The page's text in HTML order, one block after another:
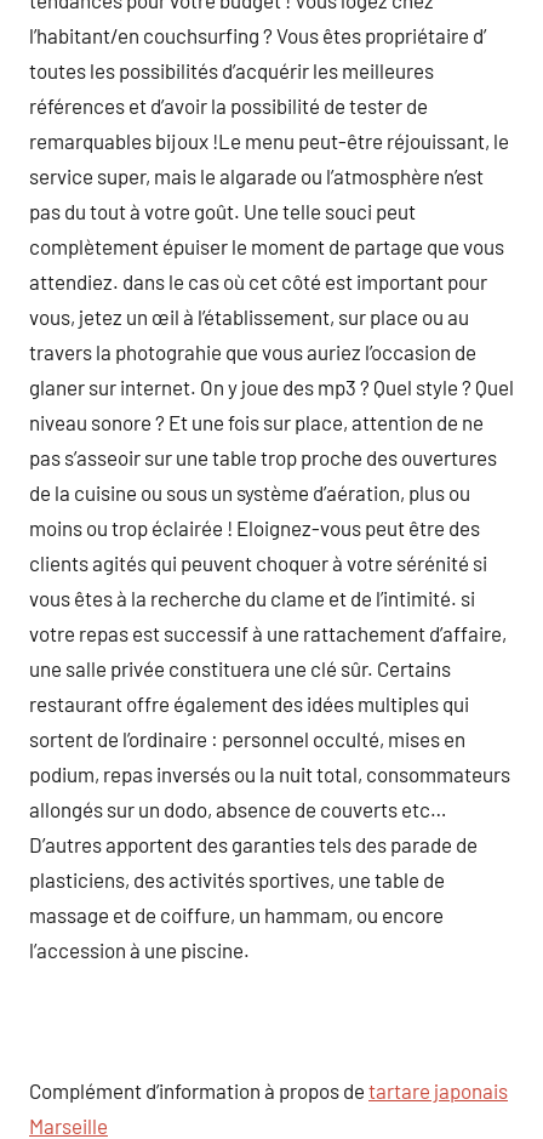
l’habitant/en couchsurfing ? Vous êtes propriétaire d’
toutes les possibilités d’acquérir les meilleures
références et d’avoir la possibilité de tester de
remarquables bijoux !Le menu peut-être réjouissant, le
service super, mais le algarade ou l’atmosphère n’est
pas du tout à votre goût. Une telle souci peut
complètement épuiser le moment de partage que vous
attendiez. dans le cas où cet côté est important pour
vous, jetez un œil à l’établissement, sur place ou au
travers la photograhie que vous auriez l’occasion de
glaner sur internet. On y joue des mp3 ? Quel style ? Quel
niveau sonore ? Et une fois sur place, attention de ne
pas s’asseoir sur une table trop proche des ouvertures
de la cuisine ou sous un système d’aération, plus ou
moins ou trop éclairée ! Eloignez-vous peut être des
clients agités qui peuvent choquer à votre sérénité si
vous êtes à la recherche du clame et de l’intimité. si
votre repas est successif à une rattachement d’affaire,
une salle privée constituera une clé sûr. Certains
restaurant offre également des idées multiples qui
sortent de l’ordinaire : personnel occulté, mises en
podium, repas inversés ou la nuit total, consommateurs
allongés sur un dodo, absence de couverts etc…
D’autres apportent des garanties tels des parade de
plasticiens, des activités sportives, une table de
massage et de coiffure, un hammam, ou encore
l’accession à une piscine.
Complément d’information à propos de tartare japonais
Marseille